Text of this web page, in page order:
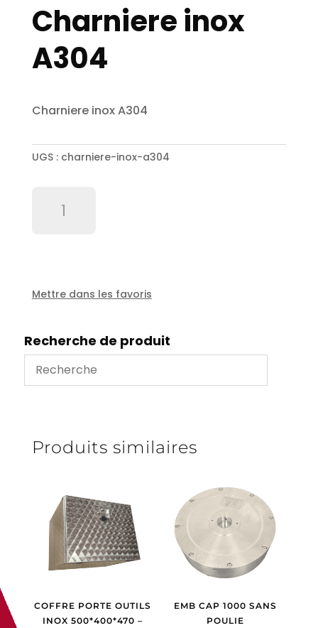
Charniere inox
A304
Charniere inox A304
UGS : charniere-inox-a304
Mettre dans les favoris
Recherche de produit
Produits similaires
COFFRE PORTE OUTILS
INOX 500*400*470 –
EMB CAP 1000 SANS
POULIE